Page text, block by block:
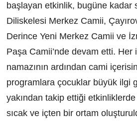
başlayan etkinlik, bugüne kadar
Diliskelesi Merkez Camii,
Derince Yeni Merkez Camii ve
Paşa Camii’nde devam etti. Her
namazının ardından cami
programlara çocuklar büyük ilgi
yakından takip ettiği
sıcak ve içten bir ortam